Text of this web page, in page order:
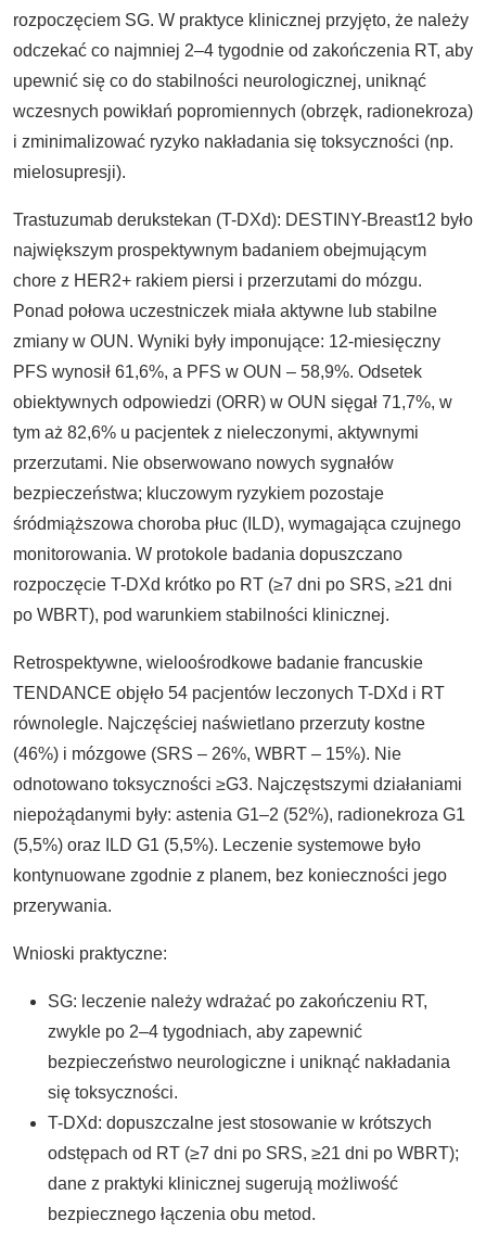
rozpoczęciem SG. W praktyce klinicznej przyjęto, że należy
odczekać co najmniej 2–4 tygodnie od zakończenia RT, aby
upewnić się co do stabilności neurologicznej, uniknąć
wczesnych powikłań popromiennych (obrzęk, radionekroza)
i zminimalizować ryzyko nakładania się toksyczności (np.
mielosupresji).
Trastuzumab derukstekan (T-DXd): DESTINY-Breast12 było
największym prospektywnym badaniem obejmującym
chore z HER2+ rakiem piersi i przerzutami do mózgu.
Ponad połowa uczestniczek miała aktywne lub stabilne
zmiany w OUN. Wyniki były imponujące: 12-miesięczny
PFS wynosił 61,6%, a PFS w OUN – 58,9%. Odsetek
obiektywnych odpowiedzi (ORR) w OUN sięgał 71,7%, w
tym aż 82,6% u pacjentek z nieleczonymi, aktywnymi
przerzutami. Nie obserwowano nowych sygnałów
bezpieczeństwa; kluczowym ryzykiem pozostaje
śródmiąższowa choroba płuc (ILD), wymagająca czujnego
monitorowania. W protokole badania dopuszczano
rozpoczęcie T-DXd krótko po RT (≥7 dni po SRS, ≥21 dni
po WBRT), pod warunkiem stabilności klinicznej.
Retrospektywne, wieloośrodkowe badanie francuskie
TENDANCE objęło 54 pacjentów leczonych T-DXd i RT
równolegle. Najczęściej naświetlano przerzuty kostne
(46%) i mózgowe (SRS – 26%, WBRT – 15%). Nie
odnotowano toksyczności ≥G3. Najczęstszymi działaniami
niepożądanymi były: astenia G1–2 (52%), radionekroza G1
(5,5%) oraz ILD G1 (5,5%). Leczenie systemowe było
kontynuowane zgodnie z planem, bez konieczności jego
przerywania.
Wnioski praktyczne:
SG: leczenie należy wdrażać po zakończeniu RT,
zwykle po 2–4 tygodniach, aby zapewnić
bezpieczeństwo neurologiczne i uniknąć nakładania
się toksyczności.
T-DXd: dopuszczalne jest stosowanie w krótszych
odstępach od RT (≥7 dni po SRS, ≥21 dni po WBRT);
dane z praktyki klinicznej sugerują możliwość
bezpiecznego łączenia obu metod.